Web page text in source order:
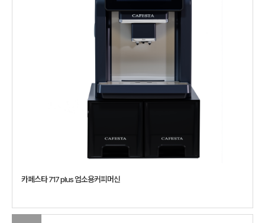
카페스타 717 plus 업소용커피머신